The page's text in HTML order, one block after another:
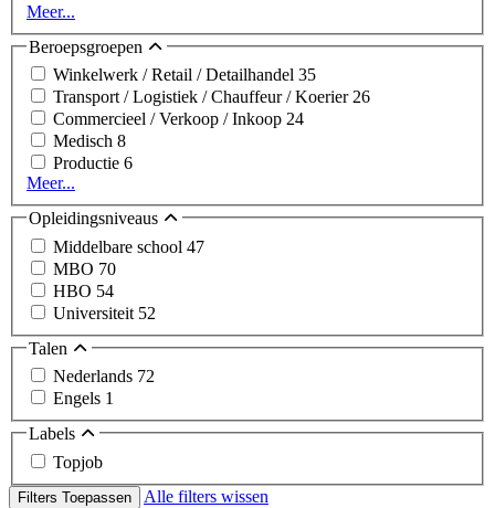
Meer...
Beroepsgroepen
Winkelwerk / Retail / Detailhandel 35
Transport / Logistiek / Chauffeur / Koerier 26
Commercieel / Verkoop / Inkoop 24
Medisch 8
Productie 6
Meer...
Opleidingsniveaus
Middelbare school 47
MBO 70
HBO 54
Universiteit 52
Talen
Nederlands 72
Engels 1
Labels
Topjob
Filters Toepassen
Alle filters wissen